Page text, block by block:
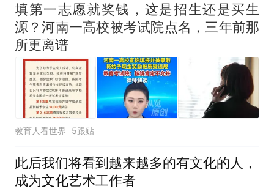
填第一志愿就奖钱，这是招生还是买生
源？河南一高校被考试院点名，三年前那
所更离谱
教育人看世界 5跟贴
此后我们将看到越来越多的有文化的人，
成为文化艺术工作者